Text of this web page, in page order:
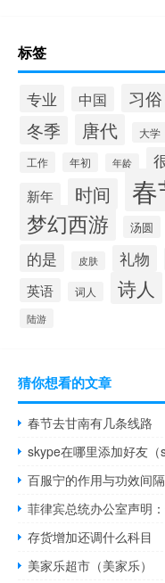
标签
专业 中国 习俗
冬季 唐代 大学
工作 年初 年龄
新年 时间
梦幻西游 汤圆
的是 皮肤 礼物
英语 词人 诗人
陆游
猜你想看的文章
春节去甘南有几条线路
skype在哪里添加好友（
百服宁的作用与功效间
存货增加还调什么科目
美家乐超市（美家乐）